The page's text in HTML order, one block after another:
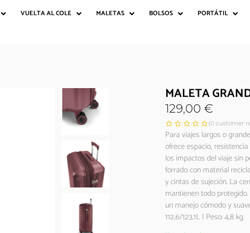
VUELTA AL COLE MALETAS BOLSOS PORTÁTIL
MALETA
129,00 €
(0 customer
Para viajes largos o
ofrece espacio,
los impactos del viaje sin
forrado con material
y cintas de sujeción. La
mantienen todo
un manejo cómodo y
112,6/123,1L | Peso: 4,8 kg.